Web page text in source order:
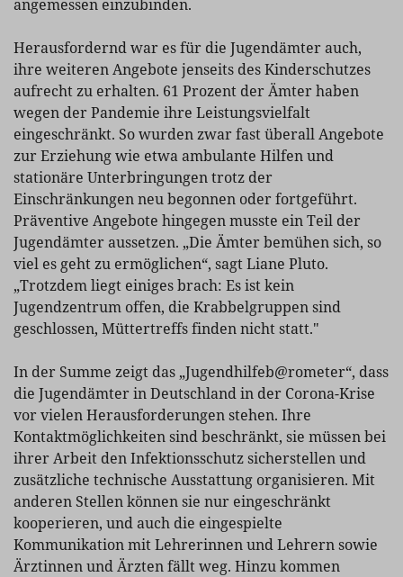
angemessen einzubinden.
Herausfordernd war es für die Jugendämter auch,
ihre weiteren Angebote jenseits des Kinderschutzes
aufrecht zu erhalten. 61 Prozent der Ämter haben
wegen der Pandemie ihre Leistungsvielfalt
eingeschränkt. So wurden zwar fast überall Angebote
zur Erziehung wie etwa ambulante Hilfen und
stationäre Unterbringungen trotz der
Einschränkungen neu begonnen oder fortgeführt.
Präventive Angebote hingegen musste ein Teil der
Jugendämter aussetzen. „Die Ämter bemühen sich, so
viel es geht zu ermöglichen“, sagt Liane Pluto.
„Trotzdem liegt einiges brach: Es ist kein
Jugendzentrum offen, die Krabbelgruppen sind
geschlossen, Müttertreffs finden nicht statt."
In der Summe zeigt das „Jugendhilfeb@rometer“, dass
die Jugendämter in Deutschland in der Corona-Krise
vor vielen Herausforderungen stehen. Ihre
Kontaktmöglichkeiten sind beschränkt, sie müssen bei
ihrer Arbeit den Infektionsschutz sicherstellen und
zusätzliche technische Ausstattung organisieren. Mit
anderen Stellen können sie nur eingeschränkt
kooperieren, und auch die eingespielte
Kommunikation mit Lehrerinnen und Lehrern sowie
Ärztinnen und Ärzten fällt weg. Hinzu kommen